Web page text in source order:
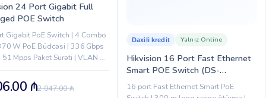
24 Port Gigabit Full
POE Switch
Gigabit PoE Switch | 4 Combo
W PoE Büdcəsi | 336 Gbps
51 Mpps Paket Sürəti | VLAN &
2,047.00₼
₼
Hikvision 16 Port Fast Ethernet
Smart POE Switch (DS-
3E1318P-SI)
Daxili kredit Yalnız Online
16 port Fast Ethernet Smart PoE